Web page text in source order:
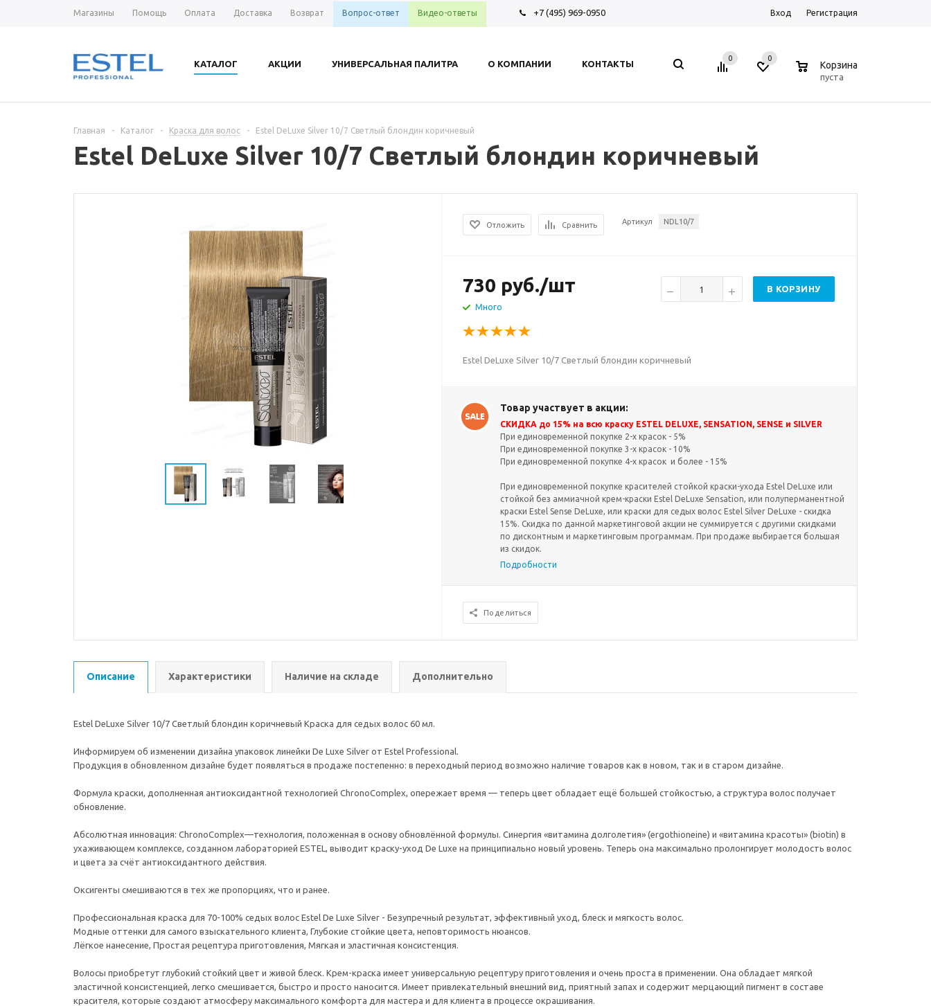
Магазины Помощь Оплата Доставка Возврат Вопрос-ответ Видео-ответы +7 (495) 969-0950 Вход Регистрация
КАТАЛОГ АКЦИИ УНИВЕРСАЛЬНАЯ ПАЛИТРА О КОМПАНИИ КОНТАКТЫ
0 0
Корзина
пуста
Главная - Каталог - Краска для волос - Estel DeLuxe Silver 10/7 Светлый блондин коричневый
Estel DeLuxe Silver 10/7 Светлый блондин коричневый
Отложить Сравнить Артикул NDL10/7
730 руб./шт
Много
В КОРЗИНУ
Estel DeLuxe Silver 10/7 Светлый блондин коричневый
Товар участвует в акции:
СКИДКА до 15% на всю краску ESTEL DELUXE, SENSATION, SENSE и SILVER
При единовременной покупке 2-х красок - 5%
При единовременной покупке 3-х красок - 10%
При единовременной покупке 4-х красок и более - 15%
При единовременной покупке красителей стойкой краски-ухода Estel DeLuxe или
стойкой без аммиачной крем-краски Estel DeLuxe Sensation, или полуперманентной
краски Estel Sense DeLuxe, или краски для седых волос Estel Silver DeLuxe - скидка
15%. Скидка по данной маркетинговой акции не суммируется с другими скидками
по дисконтным и маркетинговым программам. При продаже выбирается большая
из скидок.
Подробности
Поделиться
Описание Характеристики Наличие на складе Дополнительно
Estel DeLuxe Silver 10/7 Светлый блондин коричневый Краска для седых волос 60 мл.
Информируем об изменении дизайна упаковок линейки De Luxe Silver от Estel Professional.
Продукция в обновленном дизайне будет появляться в продаже постепенно: в переходный период возможно наличие товаров как в новом, так и в старом дизайне.
Формула краски, дополненная антиоксидантной технологией ChronoComplex, опережает время — теперь цвет обладает ещё большей стойкостью, а структура волос получает
обновление.
Абсолютная инновация: ChronoComplex—технология, положенная в основу обновлённой формулы. Синергия «витамина долголетия» (ergothioneine) и «витамина красоты» (biotin) в
ухаживающем комплексе, созданном лабораторией ESTEL, выводит краску-уход De Luxe на принципиально новый уровень. Теперь она максимально пролонгирует молодость волос
и цвета за счёт антиоксидантного действия.
Оксигенты смешиваются в тех же пропорциях, что и ранее.
Профессиональная краска для 70-100% седых волос Estel De Luxe Silver - Безупречный результат, эффективный уход, блеск и мягкость волос.
Модные оттенки для самого взыскательного клиента, Глубокие стойкие цвета, неповторимость нюансов.
Лёгкое нанесение, Простая рецептура приготовления, Мягкая и эластичная консистенция.
Волосы приобретут глубокий стойкий цвет и живой блеск. Крем-краска имеет универсальную рецептуру приготовления и очень проста в применении. Она обладает мягкой
эластичной консистенцией, легко смешивается, быстро и просто наносится. Имеет привлекательный внешний вид, приятный запах и содержит мерцающий пигмент в составе
красителя, которые создают атмосферу максимального комфорта для мастера и для клиента в процессе окрашивания.